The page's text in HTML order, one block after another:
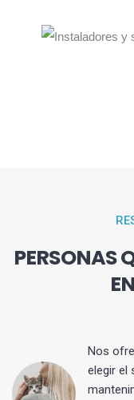
PERSONAS
Nos
elegir el